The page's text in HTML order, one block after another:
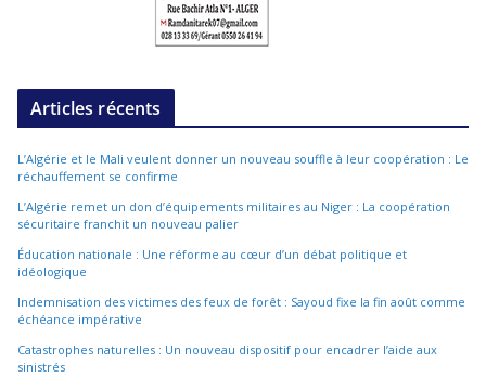
Articles récents
L’Algérie et le Mali veulent donner un nouveau souffle à leur coopération : Le
réchauffement se confirme
L’Algérie remet un don d’équipements militaires au Niger : La coopération
sécuritaire franchit un nouveau palier
Éducation nationale : Une réforme au cœur d’un débat politique et
idéologique
Indemnisation des victimes des feux de forêt : Sayoud fixe la fin août comme
échéance impérative
Catastrophes naturelles : Un nouveau dispositif pour encadrer l’aide aux
sinistrés